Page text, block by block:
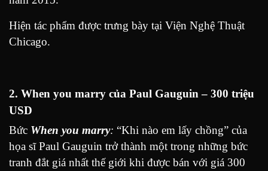
Hiện tác phẩm được trưng bày tại Viện Nghệ Thuật
Chicago.
2. When you marry của Paul Gauguin – 300 triệu
USD
Bức When you marry: “Khi nào em lấy chồng” của
họa sĩ Paul Gauguin trở thành một trong những bức
tranh đắt giá nhất thế giới khi được bán với giá 300